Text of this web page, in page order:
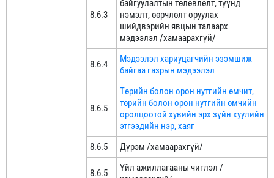
8.6.3
байгуулалтын төлөвлөлт, түүнд
нэмэлт, өөрчлөлт оруулах
шийдвэрийн явцын талаарх
мэдээлэл /хамаарахгүй/
8.6.4
Мэдээлэл хариуцагчийн эзэмшиж
байгаа газрын мэдээлэл
8.6.5
Төрийн болон орон нутгийн өмчит,
төрийн болон орон нутгийн өмчийн
оролцоотой хувийн эрх зүйн хуулийн
этгээдийн нэр, хаяг
8.6.5
Дүрэм /хамаарахгүй/
8.6.5
Үйл ажиллагааны чиглэл /